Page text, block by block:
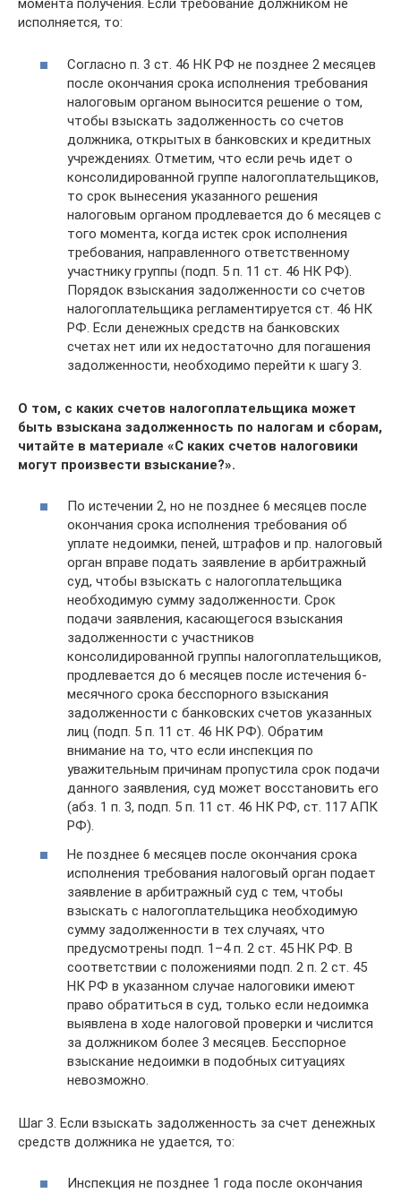
момента получения. Если требование должником не
исполняется, то:
Согласно п. 3 ст. 46 НК РФ не позднее 2 месяцев
после окончания срока исполнения требования
налоговым органом выносится решение о том,
чтобы взыскать задолженность со счетов
должника, открытых в банковских и кредитных
учреждениях. Отметим, что если речь идет о
консолидированной группе налогоплательщиков,
то срок вынесения указанного решения
налоговым органом продлевается до 6 месяцев с
того момента, когда истек срок исполнения
требования, направленного ответственному
участнику группы (подп. 5 п. 11 ст. 46 НК РФ).
Порядок взыскания задолженности со счетов
налогоплательщика регламентируется ст. 46 НК
РФ. Если денежных средств на банковских
счетах нет или их недостаточно для погашения
задолженности, необходимо перейти к шагу 3.
О том, с каких счетов налогоплательщика может
быть взыскана задолженность по налогам и сборам,
читайте в материале «С каких счетов налоговики
могут произвести взыскание?».
По истечении 2, но не позднее 6 месяцев после
окончания срока исполнения требования об
уплате недоимки, пеней, штрафов и пр. налоговый
орган вправе подать заявление в арбитражный
суд, чтобы взыскать с налогоплательщика
необходимую сумму задолженности. Срок
подачи заявления, касающегося взыскания
задолженности с участников
консолидированной группы налогоплательщиков,
продлевается до 6 месяцев после истечения 6-
месячного срока бесспорного взыскания
задолженности с банковских счетов указанных
лиц (подп. 5 п. 11 ст. 46 НК РФ). Обратим
внимание на то, что если инспекция по
уважительным причинам пропустила срок подачи
данного заявления, суд может восстановить его
(абз. 1 п. 3, подп. 5 п. 11 ст. 46 НК РФ, ст. 117 АПК
РФ).
Не позднее 6 месяцев после окончания срока
исполнения требования налоговый орган подает
заявление в арбитражный суд с тем, чтобы
взыскать с налогоплательщика необходимую
сумму задолженности в тех случаях, что
предусмотрены подп. 1–4 п. 2 ст. 45 НК РФ. В
соответствии с положениями подп. 2 п. 2 ст. 45
НК РФ в указанном случае налоговики имеют
право обратиться в суд, только если недоимка
выявлена в ходе налоговой проверки и числится
за должником более 3 месяцев. Бесспорное
взыскание недоимки в подобных ситуациях
невозможно.
Шаг 3. Если взыскать задолженность за счет денежных
средств должника не удается, то:
Инспекция не позднее 1 года после окончания